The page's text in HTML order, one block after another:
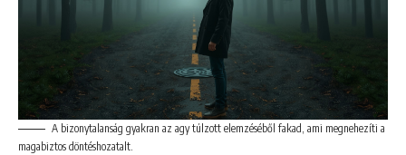
A bizonytalanság gyakran az agy túlzott elemzéséből fakad, ami megnehezíti a
magabiztos döntéshozatalt.